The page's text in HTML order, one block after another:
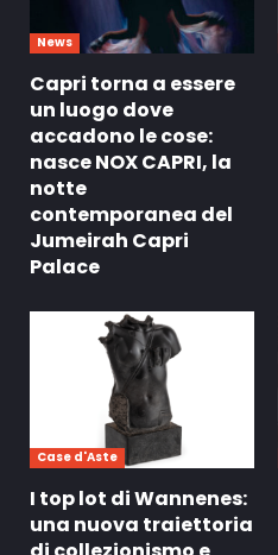
News
Capri torna a essere
un luogo dove
accadono le cose:
nasce NOX CAPRI, la
notte
contemporanea del
Jumeirah Capri
Palace
Case d'Aste
I top lot di Wannenes:
una nuova traiettoria